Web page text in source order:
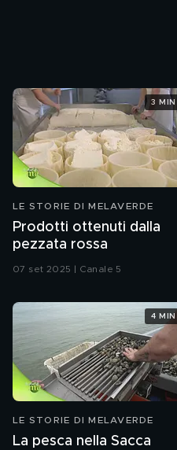
LE STORIE DI MELAVERDE
Prodotti ottenuti dalla
pezzata rossa
07 set 2025 | Canale 5
3 MIN
LE STORIE DI MELAVERDE
La pesca nella Sacca
4 MIN